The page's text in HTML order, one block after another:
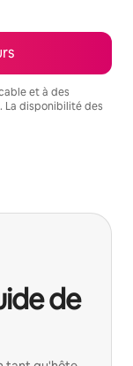
et à des
La disponibilité des
de